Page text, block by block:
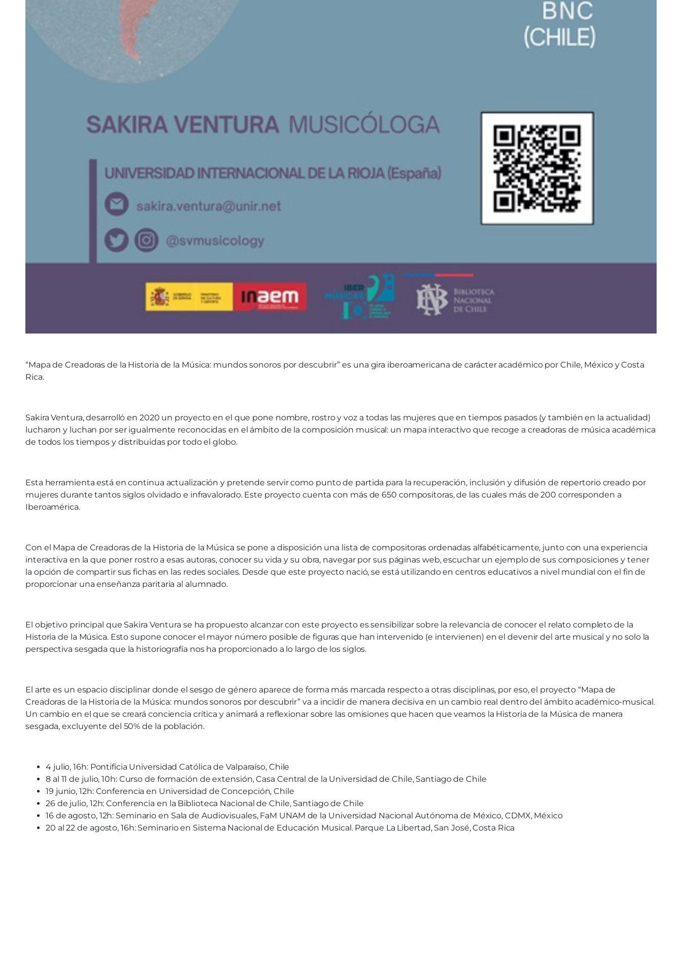
“Mapa de Creadoras de la Historia de la Música: mundos sonoros por descubrir” es una gira iberoamericana de carácter académico por Chile, México y Costa
Rica.
Sakira Ventura, desarrolló en 2020 un proyecto en el que pone nombre, rostro y voz a todas las mujeres que en tiempos pasados (y también en la actualidad)
lucharon y luchan por ser igualmente reconocidas en el ámbito de la composición musical: un mapa interactivo que recoge a creadoras de música académica
de todos los tiempos y distribuidas por todo el globo.
Esta herramienta está en continua actualización y pretende servir como punto de partida para la recuperación, inclusión y difusión de repertorio creado por
mujeres durante tantos siglos olvidado e infravalorado. Este proyecto cuenta con más de 650 compositoras, de las cuales más de 200 corresponden a
Iberoamérica.
Con el Mapa de Creadoras de la Historia de la Música se pone a disposición una lista de compositoras ordenadas alfabéticamente, junto con una experiencia
interactiva en la que poner rostro a esas autoras, conocer su vida y su obra, navegar por sus páginas web, escuchar un ejemplo de sus composiciones y tener
la opción de compartir sus fichas en las redes sociales. Desde que este proyecto nació, se está utilizando en centros educativos a nivel mundial con el fin de
proporcionar una enseñanza paritaria al alumnado.
El objetivo principal que Sakira Ventura se ha propuesto alcanzar con este proyecto es sensibilizar sobre la relevancia de conocer el relato completo de la
Historia de la Música. Esto supone conocer el mayor número posible de figuras que han intervenido (e intervienen) en el devenir del arte musical y no solo la
perspectiva sesgada que la historiografía nos ha proporcionado a lo largo de los siglos.
El arte es un espacio disciplinar donde el sesgo de género aparece de forma más marcada respecto a otras disciplinas, por eso, el proyecto “Mapa de
Creadoras de la Historia de la Música: mundos sonoros por descubrir” va a incidir de manera decisiva en un cambio real dentro del ámbito académico-musical.
Un cambio en el que se creará conciencia crítica y animará a reflexionar sobre las omisiones que hacen que veamos la Historia de la Música de manera
sesgada, excluyente del 50% de la población.
4 julio, 16h: Pontificia Universidad Católica de Valparaíso, Chile
8 al 11 de julio, 10h: Curso de formación de extensión, Casa Central de la Universidad de Chile, Santiago de Chile
19 junio, 12h: Conferencia en Universidad de Concepción, Chile
26 de julio, 12h: Conferencia en la Biblioteca Nacional de Chile, Santiago de Chile
16 de agosto, 12h: Seminario en Sala de Audiovisuales, FaM UNAM de la Universidad Nacional Autónoma de México, CDMX, México
20 al 22 de agosto, 16h: Seminario en Sistema Nacional de Educación Musical. Parque La Libertad, San José, Costa Rica